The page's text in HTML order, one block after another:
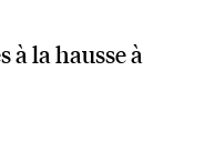
à la hausse à